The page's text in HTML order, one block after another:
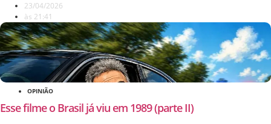
23/04/2026
às 21:41
OPINIÃO
Esse filme o Brasil já viu em 1989 (parte II)